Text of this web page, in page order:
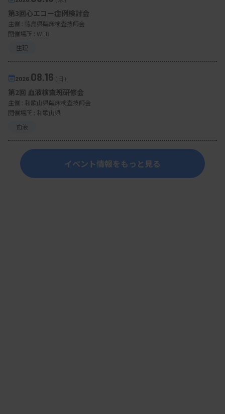
第3回心エコー症例検討会
主催 : 徳島県臨床検査技師会
開催場所 : WEB
生理
2026. 08.16（日）
第2回 血液検査班研修会
主催 : 和歌山県臨床検査技師会
開催場所 : 和歌山県
血液
イベント情報をもっと見る